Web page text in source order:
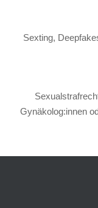
Sexting,
Gynäkolog:innen